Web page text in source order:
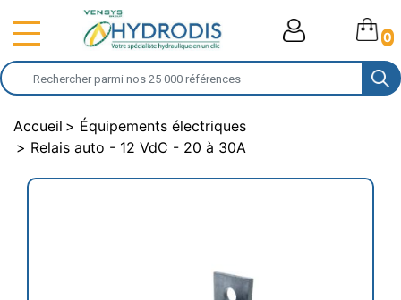
0
Accueil
Équipements électriques
Relais auto - 12 VdC - 20 à 30A